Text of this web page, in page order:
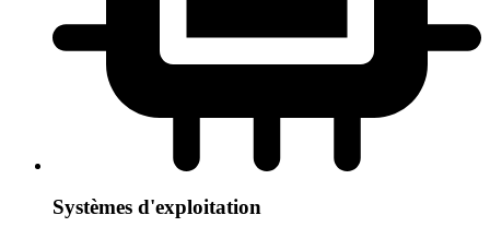
Systèmes d'exploitation